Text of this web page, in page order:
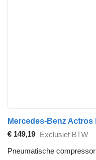
€ 149,19 Exclusief BTW
Pneumatische compressor